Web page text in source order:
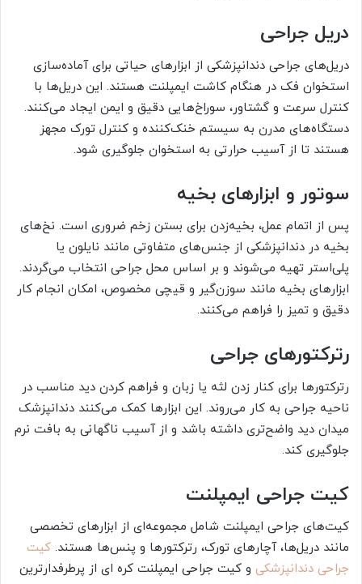
دریل جراحی
دریل‌های جراحی دندانپزشکی از ابزارهای حیاتی برای آماده‌سازی
استخوان فک در هنگام کاشت ایمپلنت هستند. این دریل‌ها با
کنترل سرعت و گشتاور، سوراخ‌هایی دقیق و ایمن ایجاد می‌کنند.
دستگاه‌های مدرن به سیستم خنک‌کننده و کنترل تورک مجهز
هستند تا از آسیب حرارتی به استخوان جلوگیری شود.
سوتور و ابزارهای بخیه
پس از اتمام عمل، بخیه‌زدن برای بستن زخم ضروری است. نخ‌های
بخیه در دندانپزشکی از جنس‌های متفاوتی مانند نایلون یا
پلی‌استر تهیه می‌شوند و بر اساس محل جراحی انتخاب می‌گردند.
ابزارهای بخیه مانند سوزن‌گیر و قیچی مخصوص، امکان انجام کار
دقیق و تمیز را فراهم می‌کنند.
رترکتورهای جراحی
رترکتورها برای کنار زدن لثه یا زبان و فراهم کردن دید مناسب در
ناحیه جراحی به کار می‌روند. این ابزارها کمک می‌کنند دندانپزشک
میدان دید واضح‌تری داشته باشد و از آسیب ناگهانی به بافت نرم
جلوگیری کند.
کیت جراحی ایمپلنت
کیت‌های جراحی ایمپلنت شامل مجموعه‌ای از ابزارهای تخصصی
مانند دریل‌ها، آچارهای تورک، رترکتورها و پنس‌ها هستند. کیت
جراحی دندانپزشکی و کیت جراحی ایمپلنت کره ای از پرطرفدارترین